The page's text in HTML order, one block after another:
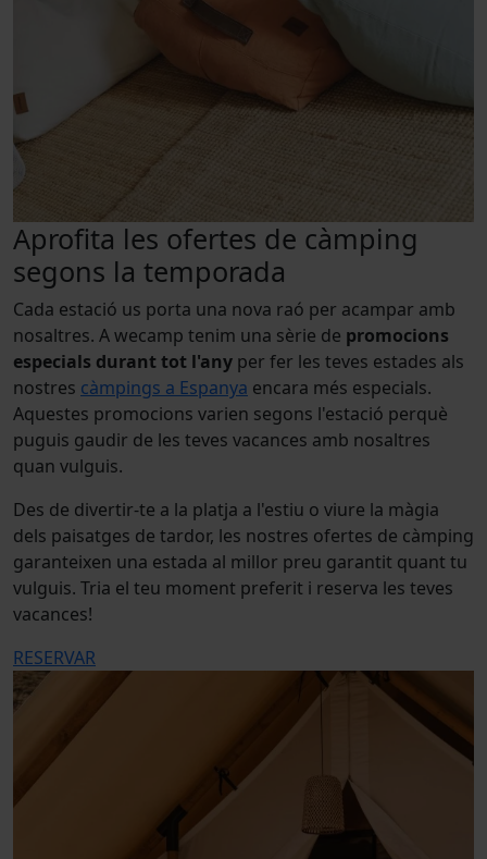
Aprofita les ofertes de càmping
segons la temporada
Cada estació us porta una nova raó per acampar amb
nosaltres. A wecamp tenim una sèrie de promocions
especials durant tot l'any per fer les teves estades als
nostres càmpings a Espanya encara més especials.
Aquestes promocions varien segons l'estació perquè
puguis gaudir de les teves vacances amb nosaltres
quan vulguis.
Des de divertir-te a la platja a l'estiu o viure la màgia
dels paisatges de tardor, les nostres ofertes de càmping
garanteixen una estada al millor preu garantit quant tu
vulguis. Tria el teu moment preferit i reserva les teves
vacances!
RESERVAR